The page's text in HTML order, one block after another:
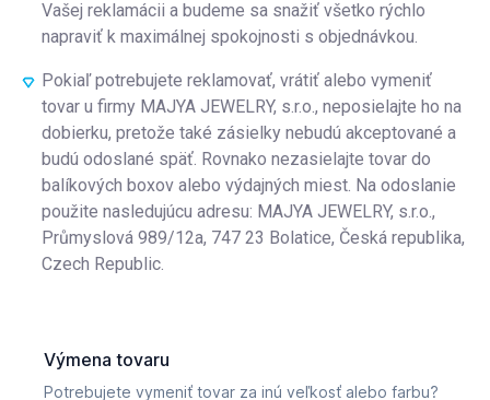
Vašej reklamácii a budeme sa snažiť všetko rýchlo
napraviť k maximálnej spokojnosti s objednávkou.
Pokiaľ potrebujete reklamovať, vrátiť alebo vymeniť
tovar u firmy MAJYA JEWELRY, s.r.o., neposielajte ho na
dobierku, pretože také zásielky nebudú akceptované a
budú odoslané späť. Rovnako nezasielajte tovar do
balíkových boxov alebo výdajných miest. Na odoslanie
použite nasledujúcu adresu: MAJYA JEWELRY, s.r.o.,
Průmyslová 989/12a, 747 23 Bolatice, Česká republika,
Czech Republic.